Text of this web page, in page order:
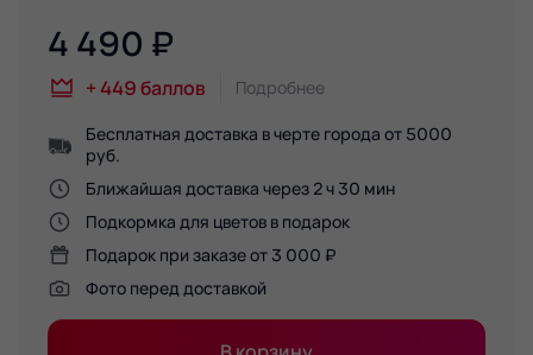
4 490 ₽
+ 449баллов Подробнее
Бесплатная доставка в черте города от 5000
руб.
Ближайшая доставка через 2 ч 30 мин
Подкормка для цветов в подарок
Подарок при заказе от 3 000 ₽
Фото перед доставкой